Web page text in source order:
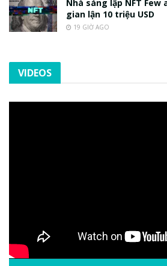
Nhà sáng lập NFT Few
gian lận 10 triệu USD
19 GIỜ AGO
VIDEOS